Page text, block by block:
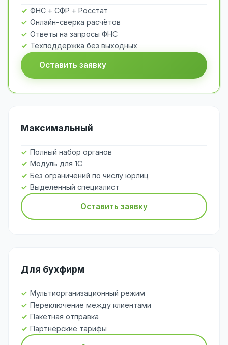
ФНС + СФР + Росстат
Онлайн-сверка расчётов
Ответы на запросы ФНС
Техподдержка без выходных
Оставить заявку
Максимальный
Полный набор органов
Модуль для 1С
Без ограничений по числу юрлиц
Выделенный специалист
Оставить заявку
Для бухфирм
Мультиорганизационный режим
Переключение между клиентами
Пакетная отправка
Партнёрские тарифы